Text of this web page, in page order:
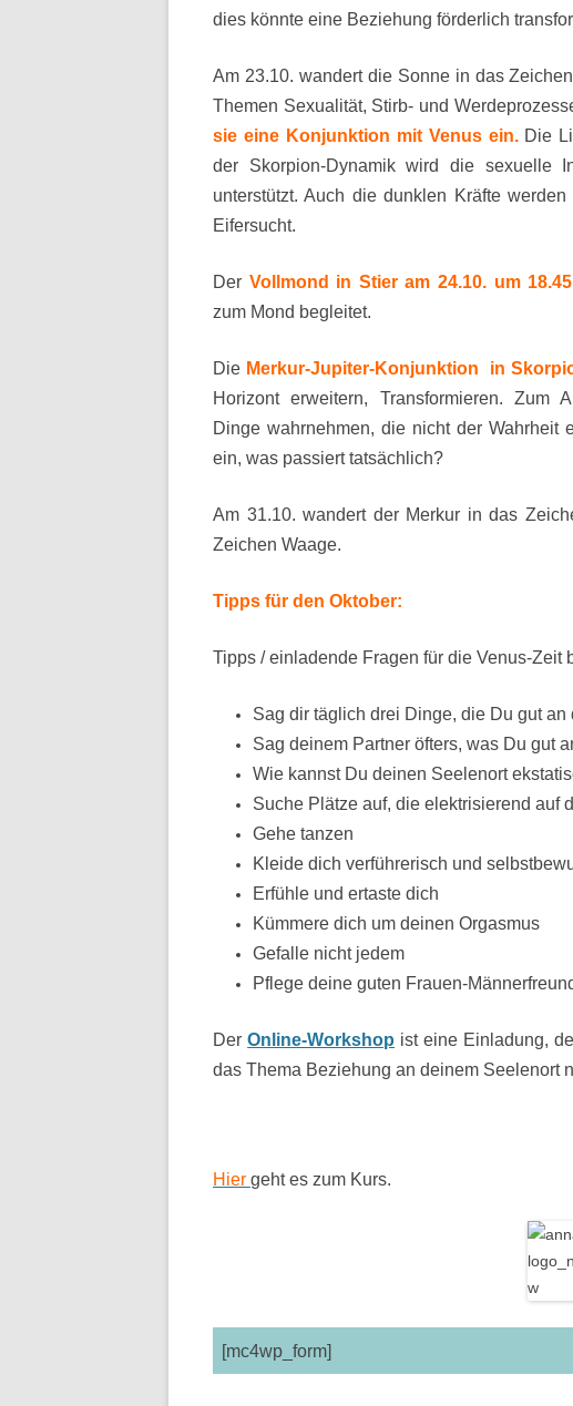
dies könnte eine Beziehung förderlich
Am 23.10. wandert die Sonne in das
Themen Sexualität, Stirb- und
sie eine Konjunktion mit Venus ein.Die
der Skorpion-Dynamik wird die sexuelle
unterstützt. Auch die dunklen Kräfte
Eifersucht.
Der Vollmond in Stier am 24.10. um
zum Mond begleitet.
Die Merkur-Jupiter-Konjunktion in
Horizont erweitern, Transformieren. Zum
Dinge wahrnehmen, die nicht der
ein, was passiert tatsächlich?
Am 31.10. wandert der Merkur in das
Zeichen Waage.
Tipps für den Oktober:
Tipps / einladende Fragen für die Venus-Zeit
Sag dir täglich drei Dinge, die Du gut an
Sag deinem Partner öfters, was Du gut
Wie kannst Du deinen Seelenort
Suche Plätze auf, die elektrisierend auf
Gehe tanzen
Kleide dich verführerisch und
Erfühle und ertaste dich
Kümmere dich um deinen Orgasmus
Gefalle nicht jedem
Pflege deine guten Frauen-
DerOnline-Workshop ist eine Einladung,
das Thema Beziehung an deinem Seelenort
Hier geht es zum Kurs.
[mc4wp_form]